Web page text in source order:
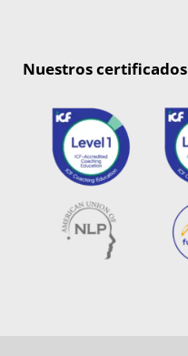
Nuestros certificados